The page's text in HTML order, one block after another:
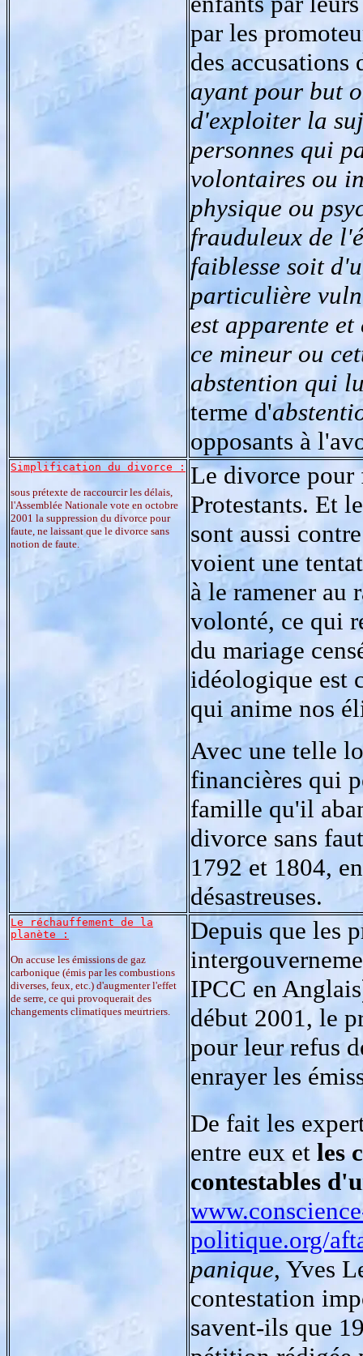
par les
des
ayant pour but
d'exploiter la
personnes qui
volontaires ou
physique ou
frauduleux de
faiblesse soit
particulière
est apparente
ce mineur ou
abstention qui
terme d'
opposants à
Simplification du divorce :
sous prétexte de raccourcir les délais,
l'Assemblée Nationale vote en octobre
2001 la suppression du divorce pour
faute, ne laissant que le divorce sans
notion de faute.
Le divorce pour
Protestants. Et
sont aussi
voient une
à le ramener
volonté, ce qui
du mariage
idéologique est
qui anime nos
Avec une telle
financières qui
famille qu'il
divorce sans
1792 et 1804,
désastreuses.
Le réchauffement de la
planète :
On accuse les émissions de gaz
carbonique (émis par les combustions
diverses, feux, etc.) d'augmenter l'effet
de serre, ce qui provoquerait des
changements climatiques meurtriers.
Depuis que les
IPCC en
début 2001, le
pour leur refus
enrayer les
De fait les
entre eux et les
contestables
politique.org/
panique, Yves
contestation
savent-ils que